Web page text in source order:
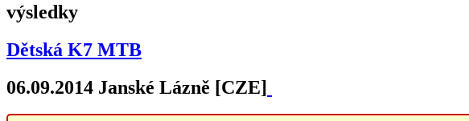
výsledky
Dětská K7 MTB
06.09.2014 Janské Lázně [CZE]